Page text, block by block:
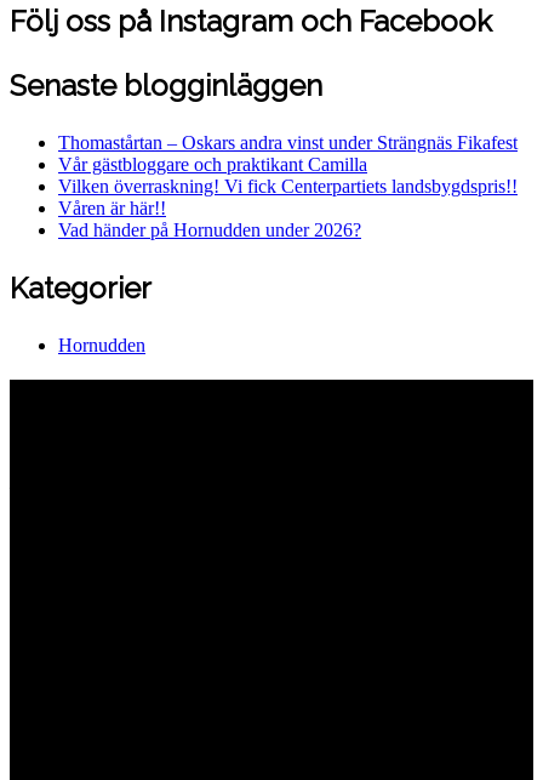
Följ oss på Instagram och Facebook
Senaste blogginläggen
Thomastårtan – Oskars andra vinst under Strängnäs Fikafest
Vår gästbloggare och praktikant Camilla
Vilken överraskning! Vi fick Centerpartiets landsbygdspris!!
Våren är här!!
Vad händer på Hornudden under 2026?
Kategorier
Hornudden